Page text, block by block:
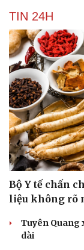
Cải chính
TIN 24H
Bộ Y tế chấn
liệu không rõ
Tuyên Quang
dài